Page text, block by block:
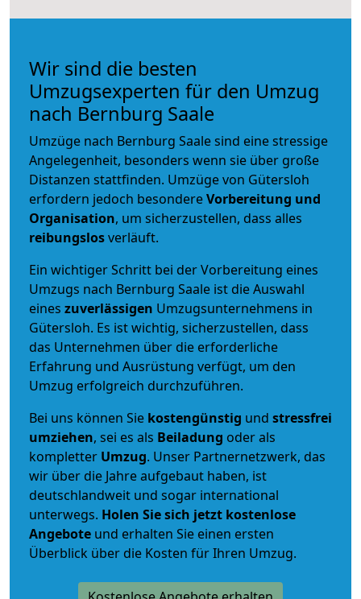
Wir sind die besten
Umzugsexperten für den Umzug
nach Bernburg Saale
Umzüge nach Bernburg Saale sind eine stressige
Angelegenheit, besonders wenn sie über große
Distanzen stattfinden. Umzüge von Gütersloh
erfordern jedoch besondereVorbereitung und
Organisation, um sicherzustellen, dass alles
reibungslosverläuft.
Ein wichtiger Schritt bei der Vorbereitung eines
Umzugs nach Bernburg Saale ist die Auswahl
eines zuverlässigen Umzugsunternehmens in
Gütersloh. Es ist wichtig, sicherzustellen, dass
das Unternehmen über die erforderliche
Erfahrung und Ausrüstung verfügt, um den
Umzug erfolgreich durchzuführen.
Bei uns können Sie kostengünstig und stressfrei
umziehen, sei es als Beiladung oder als
kompletter Umzug. Unser Partnernetzwerk, das
wir über die Jahre aufgebaut haben, ist
deutschlandweit und sogar international
unterwegs. Holen Sie sich jetzt kostenlose
Angebote und erhalten Sie einen ersten
Überblick über die Kosten für Ihren Umzug.